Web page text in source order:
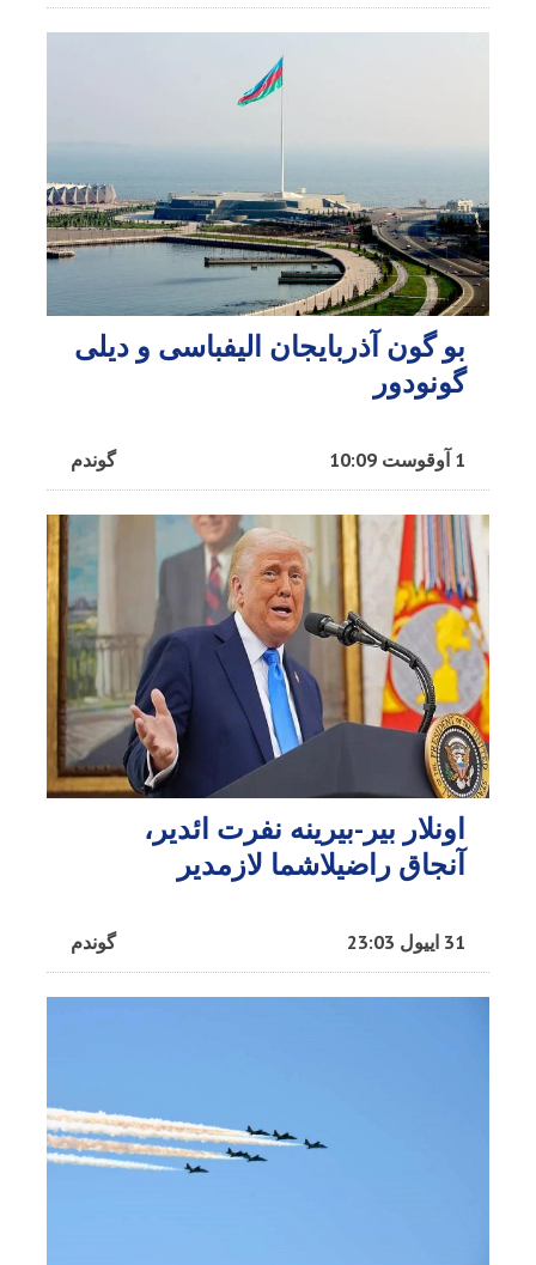
بو گون آذربایجان الیفباسی و دیلی
گونودور
گوندم 1 آوقوست 10:09
اونلار بیر-بیرینه نفرت ائدیر،
آنجاق راضیلاشما لازمدیر
گوندم 31 اییول 23:03